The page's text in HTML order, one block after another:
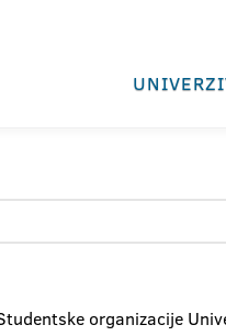
organizacije